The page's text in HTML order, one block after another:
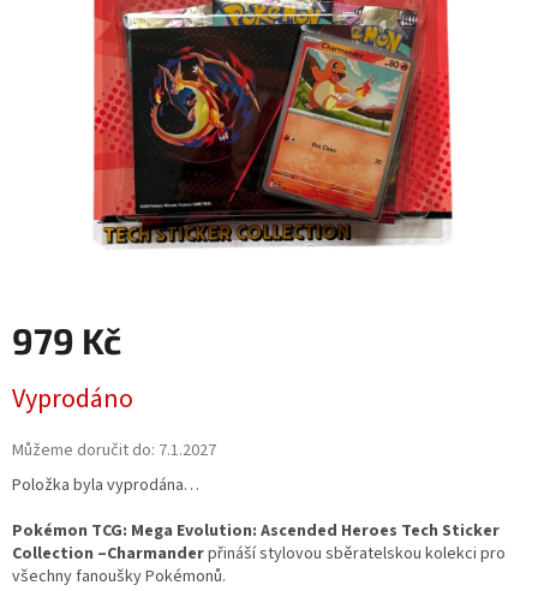
979 Kč
cena:
Vyprodáno
Můžeme doručit do: 7.1.2027
Položka byla vyprodána…
Pokémon TCG: Mega Evolution: Ascended Heroes Tech Sticker
Collection –Charmanderpřináší stylovou sběratelskou kolekci pro
všechny fanoušky Pokémonů.